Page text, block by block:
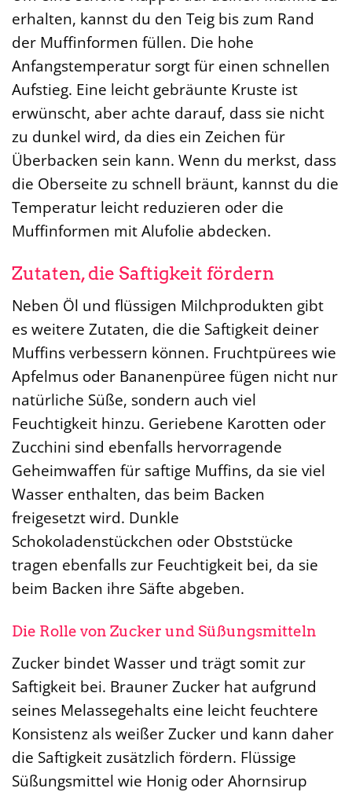
erhalten, kannst du den Teig bis zum Rand
der Muffinformen füllen. Die hohe
Anfangstemperatur sorgt für einen schnellen
Aufstieg. Eine leicht gebräunte Kruste ist
erwünscht, aber achte darauf, dass sie nicht
zu dunkel wird, da dies ein Zeichen für
Überbacken sein kann. Wenn du merkst, dass
die Oberseite zu schnell bräunt, kannst du die
Temperatur leicht reduzieren oder die
Muffinformen mit Alufolie abdecken.
Zutaten, die Saftigkeit fördern
Neben Öl und flüssigen Milchprodukten gibt
es weitere Zutaten, die die Saftigkeit deiner
Muffins verbessern können. Fruchtpürees wie
Apfelmus oder Bananenpüree fügen nicht nur
natürliche Süße, sondern auch viel
Feuchtigkeit hinzu. Geriebene Karotten oder
Zucchini sind ebenfalls hervorragende
Geheimwaffen für saftige Muffins, da sie viel
Wasser enthalten, das beim Backen
freigesetzt wird. Dunkle
Schokoladenstückchen oder Obststücke
tragen ebenfalls zur Feuchtigkeit bei, da sie
beim Backen ihre Säfte abgeben.
Die Rolle von Zucker und Süßungsmitteln
Zucker bindet Wasser und trägt somit zur
Saftigkeit bei. Brauner Zucker hat aufgrund
seines Melassegehalts eine leicht feuchtere
Konsistenz als weißer Zucker und kann daher
die Saftigkeit zusätzlich fördern. Flüssige
Süßungsmittel wie Honig oder Ahornsirup